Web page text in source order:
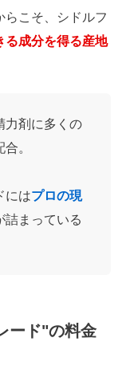
らこそ、シドルフ
る成分を得る産地
力剤に多くの
。
にはプロの現
詰まっている
ード"の料金